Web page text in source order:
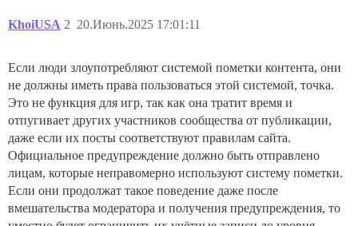
KhoiUSA 20.Июнь.2025 17:01:11
2
Если люди злоупотребляют системой пометки контента, они
не должны иметь права пользоваться этой системой, точка.
Это не функция для игр, так как она тратит время и
отпугивает других участников сообщества от публикации,
даже если их посты соответствуют правилам сайта.
Официальное предупреждение должно быть отправлено
лицам, которые неправомерно используют систему пометки.
Если они продолжат такое поведение даже после
вмешательства модератора и получения предупреждения, то